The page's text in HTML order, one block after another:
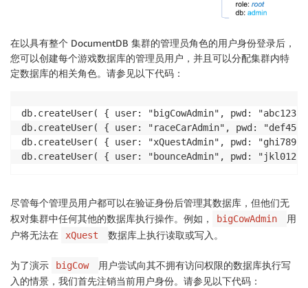
在以具有整个 DocumentDB 集群的管理员角色的用户身份登录后，
您可以创建每个游戏数据库的管理员用户，并且可以分配集群内特
定数据库的相关角色。请参见以下代码：
db.createUser( { user: "bigCowAdmin", pwd:
db.createUser( { user: "raceCarAdmin", pwd:
db.createUser( { user: "xQuestAdmin", pwd:
db.createUser( { user: "bounceAdmin", pwd:
尽管每个管理员用户都可以在验证身份后管理其数据库，但他们无
权对集群中任何其他的数据库执行操作。例如，
bigCowAdmin
用
户将无法在
xQuest 数据库上执行读取或写入。
为了演示 bigCow
用户尝试向其不拥有访问权限的数据库执行写
入的情景，我们首先注销当前用户身份。请参见以下代码：